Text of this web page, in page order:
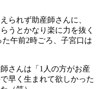
られず助産師さんに、
うとかなり楽に力を抜く
午前2時ごろ、子宮口は
さんは「1人の方がお産
早く生まれて欲しかった